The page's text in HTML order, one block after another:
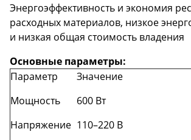
Энергоэффективность и экономия
расходных материалов, низкое
и низкая общая стоимость владения
Основные параметры:
Параметр
Значение
Мощность
600 Вт
Напряжение 110–220 В